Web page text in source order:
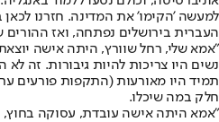
העברית בירושלים נפתחה, ואז ההורים
"אמא שלי, רחל שוורץ, היתה אישה יוצאת
נשים היו צריכות להיות גיבורות. זה לא
תמיד היו מאורעות (התקפות פורעים
חלק במה שיכלו.
"אמא היתה אישה עובדת, עסוקה בחוץ,